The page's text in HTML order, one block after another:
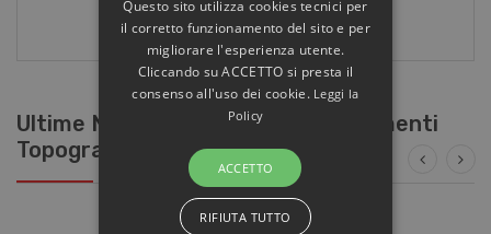
ACQUISTA
Ultime News / Certificazione Strumenti
Topografici
Questo sito utilizza cookies tecnici per
il corretto funzionamento del sito e per
migliorare l'esperienza utente.
Cliccando su ACCETTO si presta il
consenso all'uso dei cookie. Leggi la
Policy
ACCETTO
RIFIUTA TUTTO